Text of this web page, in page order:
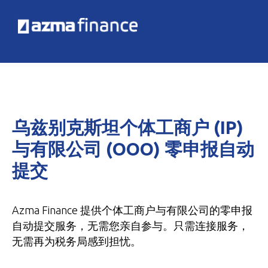
乌兹别克斯坦个体工商户 (IP)
与有限公司 (OOO) 零申报自动
提交
Azma Finance 提供个体工商户与有限公司的零申报
自动提交服务，无需您亲自参与。只需连接服务，
无需再为税务局感到担忧。